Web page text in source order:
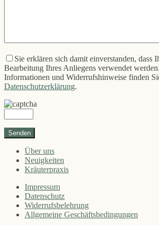
Sie erklären sich damit einverstanden, dass
Bearbeitung Ihres Anliegens verwendet
Informationen und Widerrufshinweise finden
Datenschutzerklärung.
Über uns
Neuigkeiten
Kräuterpraxis
Impressum
Datenschutz
Widerrufsbelehrung
Allgemeine Geschäftsbedingungen